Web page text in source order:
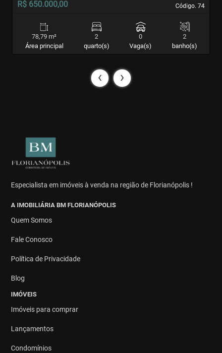
Código. 74
Código. 74
R$ 650.000,00
78,79 m²
Área principal
2
quarto(s)
0
Vaga(s)
2
banho(s)
‹ ›
Especialista em imóveis à venda na região de Florianópolis !
A IMOBILIÁRIA BM FLORIANÓPOLIS
Quem Somos
Fale Conosco
Política de Privacidade
Blog
IMÓVEIS
Imóveis para comprar
Lançamentos
Condomínios